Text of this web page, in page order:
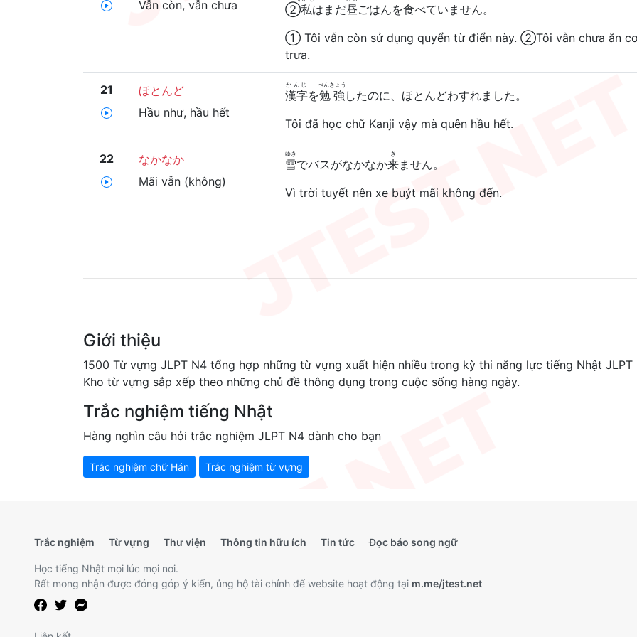
Vẫn còn, vẫn chưa ②私はまだ昼ごはんを食べていません。
① Tôi vẫn còn sử dụng quyển từ điển này. ②Tôi vẫn chưa ăn
trưa.
21
ほとんど
Hầu như, hầu hết
漢字
かんじ
を勉強
べんきょう
したのに、ほとんどわすれました。
Tôi đã học chữ Kanji vậy mà quên hầu hết.
22
なかなか
Mãi vẫn (không)
雪
ゆき
でバスがなかなか来
き
ません。
Vì trời tuyết nên xe buýt mãi không đến.
Giới thiệu
1500 Từ vựng JLPT N4 tổng hợp những từ vựng xuất hiện nhiều trong kỳ thi năng lực tiếng Nhật JLPT
Kho từ vựng sắp xếp theo những chủ đề thông dụng trong cuộc sống hàng ngày.
Trắc nghiệm tiếng Nhật
Hàng nghìn câu hỏi trắc nghiệm JLPT N4 dành cho bạn
Trắc nghiệm chữ Hán Trắc nghiệm từ vựng
Trắc nghiệm Từ vựng Thư viện Thông tin hữu ích Tin tức Đọc báo song ngữ
Học tiếng Nhật mọi lúc mọi nơi.
Rất mong nhận được đóng góp ý kiến, ủng hộ tài chính để website hoạt động tại m.me/jtest.net